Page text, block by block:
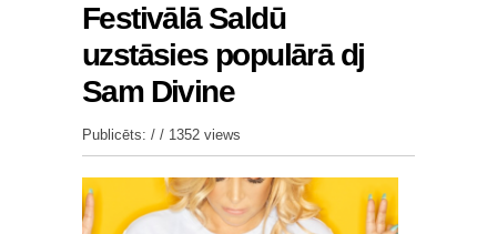
Festivālā Saldū
uzstāsies populārā dj
Sam Divine
Publicēts: / / 1352 views